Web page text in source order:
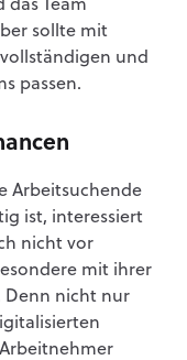
das Team
sollte mit
und
passen.
Arbeitsuchende
ist, interessiert
nicht vor
mit ihrer
Denn nicht nur